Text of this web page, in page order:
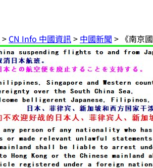
> CN Info 中國資訊> 中國新聞 > 《南京